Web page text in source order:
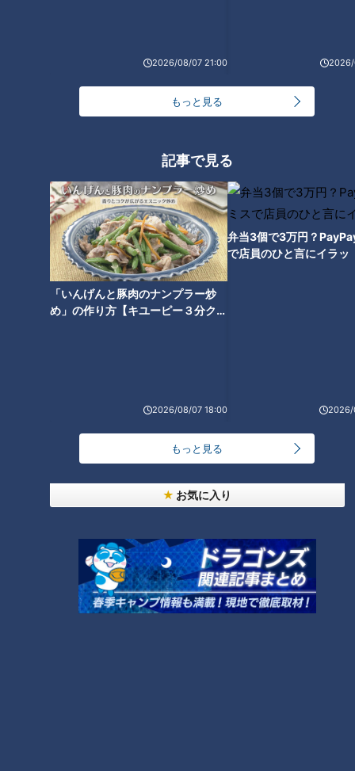
2026/08/07 21:00 2026/
もっと見る
記事で見る
「いんげんと豚肉のナンプラー炒
め」の作り方【キユーピー３分クッ
2026/08/07 18:00
弁当3個で3万円？
で店員のひと言にイラッ
2026/
もっと見る
お気に入り
したね。限られた時間内にバッティングなんて、はっきり言っ
たら7分以内とかそういう時間で、終わってからのマシンを打
つとか、ベテランから行きますからね。回ってこない時に、空
見た後に、また自分でやるという時に、長い時間を掛ければい
いってもんじゃないでしょうけど、それくらい時間を割いてや
りましたよね」
個々の力は、全体練習以外の些細な時間の使い方にも現れてく
る。アライバのあの美技の数々も一朝一夕に出来上がったもの
ではなく、日々の弛まぬ努力があったことがわかる。
「サンデードラゴンズ」より森繁和氏(C)CBCテレビ
黄金期を支えた個々の力は、個人の時間までも使っての鍛錬を